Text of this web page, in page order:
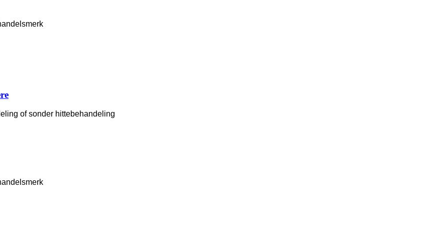
of sonder hittebehandeling